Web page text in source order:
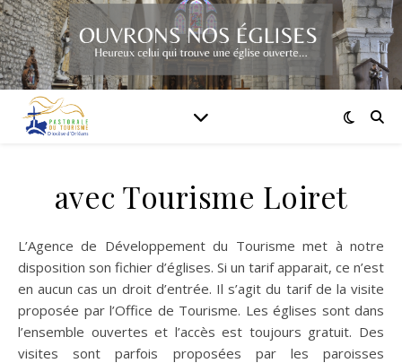
avec Tourisme Loiret
L’Agence de Développement du Tourisme met à notre
disposition son fichier d’églises. Si un tarif apparait, ce n’est
en aucun cas un droit d’entrée. Il s’agit du tarif de la visite
proposée par l’Office de Tourisme. Les églises sont dans
l’ensemble ouvertes et l’accès est toujours gratuit. Des
visites sont parfois proposées par les paroisses